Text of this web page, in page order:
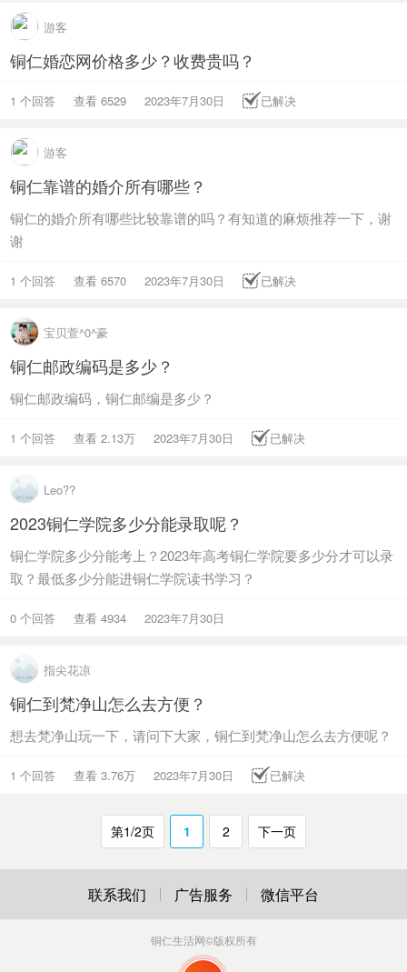
游客
铜仁婚恋网价格多少？收费贵吗？
1 个回答 查看 6529 2023年7月30日 已解决
游客
铜仁靠谱的婚介所有哪些？
铜仁的婚介所有哪些比较靠谱的吗？有知道的麻烦推荐一下，谢
谢
1 个回答 查看 6570 2023年7月30日 已解决
宝贝萱^0^豪
铜仁邮政编码是多少？
铜仁邮政编码，铜仁邮编是多少？
1 个回答 查看 2.13万 2023年7月30日 已解决
Leo??
2023铜仁学院多少分能录取呢？
铜仁学院多少分能考上？2023年高考铜仁学院要多少分才可以录
取？最低多少分能进铜仁学院读书学习？
0 个回答 查看 4934 2023年7月30日
指尖花凉
铜仁到梵净山怎么去方便？
想去梵净山玩一下，请问下大家，铜仁到梵净山怎么去方便呢？
1 个回答 查看 3.76万 2023年7月30日 已解决
第1/2页 1 2 下一页
联系我们 广告服务 微信平台
铜仁生活网©版权所有